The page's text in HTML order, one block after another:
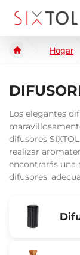
Hogar
Los elegantes
difusores
realizar
encontrarás
difusores,